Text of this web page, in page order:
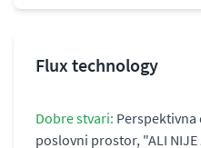
Flux technology
Dobre stvari:
poslovni prostor, "ALI NIJE